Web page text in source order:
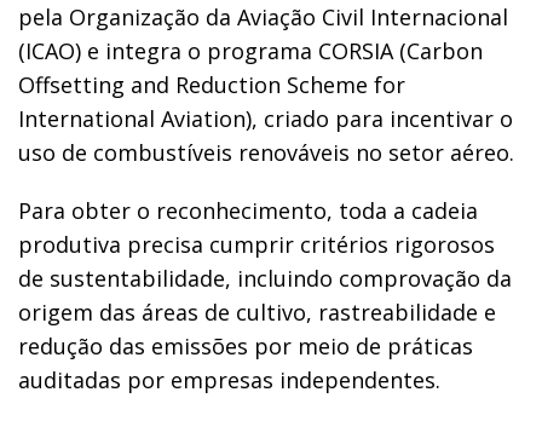
pela Organização da Aviação Civil Internacional
(ICAO) e integra o programa CORSIA (Carbon
Offsetting and Reduction Scheme for
International Aviation), criado para incentivar o
uso de combustíveis renováveis no setor aéreo.
Para obter o reconhecimento, toda a cadeia
produtiva precisa cumprir critérios rigorosos
de sustentabilidade, incluindo comprovação da
origem das áreas de cultivo, rastreabilidade e
redução das emissões por meio de práticas
auditadas por empresas independentes.